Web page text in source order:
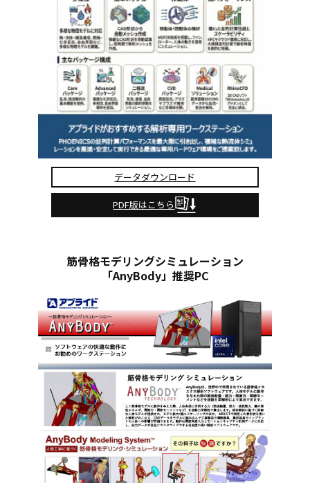
データダウンロード
PDF版はこちら
筋骨格モデリングシミュレーション
「AnyBody」推奨PC